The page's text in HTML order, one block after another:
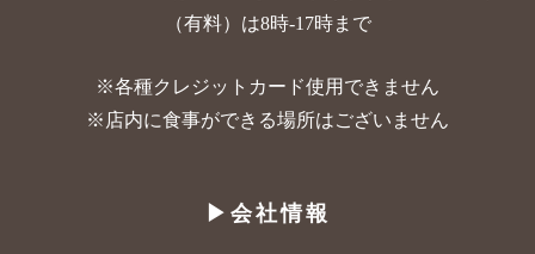
（有料）は8時-17時まで
※各種クレジットカード使用できません
※店内に食事ができる場所はございません
▶︎会社情報